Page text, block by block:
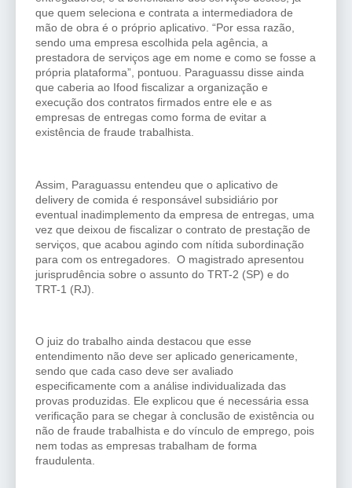
que quem seleciona e contrata a intermediadora de
mão de obra é o próprio aplicativo. “Por essa razão,
sendo uma empresa escolhida pela agência, a
prestadora de serviços age em nome e como se fosse a
própria plataforma”, pontuou. Paraguassu disse ainda
que caberia ao Ifood fiscalizar a organização e
execução dos contratos firmados entre ele e as
empresas de entregas como forma de evitar a
existência de fraude trabalhista.
Assim, Paraguassu entendeu que o aplicativo de
delivery de comida é responsável subsidiário por
eventual inadimplemento da empresa de entregas, uma
vez que deixou de fiscalizar o contrato de prestação de
serviços, que acabou agindo com nítida subordinação
para com os entregadores. O magistrado apresentou
jurisprudência sobre o assunto do TRT-2 (SP) e do
TRT-1 (RJ).
O juiz do trabalho ainda destacou que esse
entendimento não deve ser aplicado genericamente,
sendo que cada caso deve ser avaliado
especificamente com a análise individualizada das
provas produzidas. Ele explicou que é necessária essa
verificação para se chegar à conclusão de existência ou
não de fraude trabalhista e do vínculo de emprego, pois
nem todas as empresas trabalham de forma
fraudulenta.